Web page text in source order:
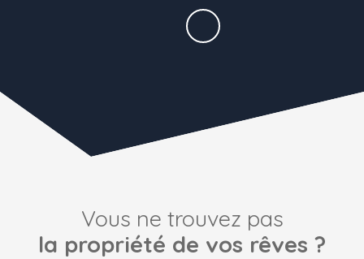
Vous ne trouvez pas
la propriété de vos rêves ?